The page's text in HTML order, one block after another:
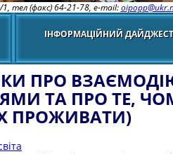
1, тел (факс) 64-21-78, e-mail:
ІНФОРМАЦІЙНИЙ ДАЙДЖЕСТ
ПРО
ТА ПРО ТЕ,
ПРОЖИВАТИ)